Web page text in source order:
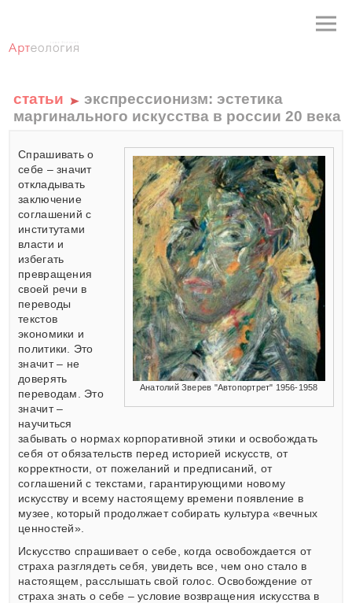
статьи
экспрессионизм: эстетика
маргинального искусства в россии 20 века
Анатолий Зверев "Автопортрет" 1956-1958
Спрашивать о
себе – значит
откладывать
заключение
соглашений с
институтами
власти и
избегать
превращения
своей речи в
переводы
текстов
экономики и
политики. Это
значит – не
доверять
переводам. Это
значит –
научиться
забывать о нормах корпоративной этики и освобождать
себя от обязательств перед историей искусств, от
корректности, от пожеланий и предписаний, от
соглашений с текстами, гарантирующими новому
искусству и всему настоящему времени появление в
музее, который продолжает собирать культура «вечных
ценностей».
Искусство спрашивает о себе, когда освобождается от
страха разглядеть себя, увидеть все, чем оно стало в
настоящем, расслышать свой голос. Освобождение от
страха знать о себе – условие возвращения искусства в